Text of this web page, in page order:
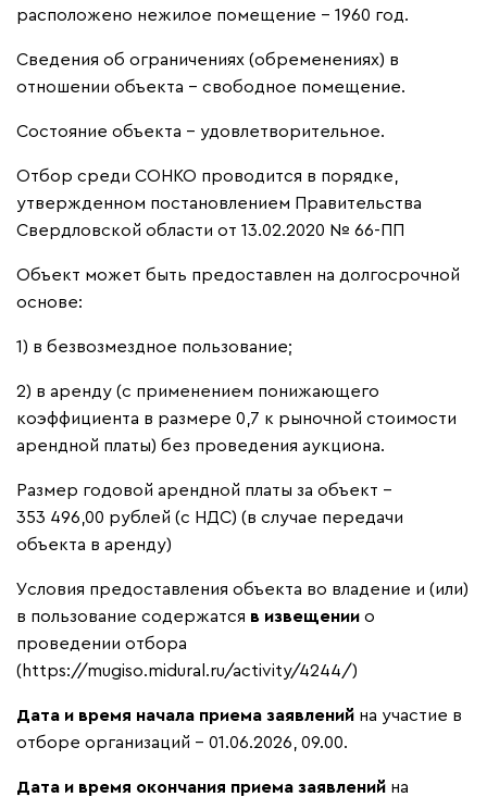
расположено нежилое помещение – 1960 год.
Сведения об ограничениях (обременениях) в
отношении объекта – свободное помещение.
Состояние объекта – удовлетворительное.
Отбор среди СОНКО проводится в порядке,
утвержденном постановлением Правительства
Свердловской области от 13.02.2020 № 66-ПП
Объект может быть предоставлен на долгосрочной
основе:
1) в безвозмездное пользование;
2) в аренду (с применением понижающего
коэффициента в размере 0,7 к рыночной стоимости
арендной платы) без проведения аукциона.
Размер годовой арендной платы за объект –
353 496,00 рублей (с НДС) (в случае передачи
объекта в аренду)
Условия предоставления объекта во владение и (или)
в пользование содержатся в извещении о
проведении отбора
(https://mugiso.midural.ru/activity/4244/)
Дата и время начала приема заявлений на участие в
отборе организаций – 01.06.2026, 09.00.
Дата и время окончания приема заявлений на